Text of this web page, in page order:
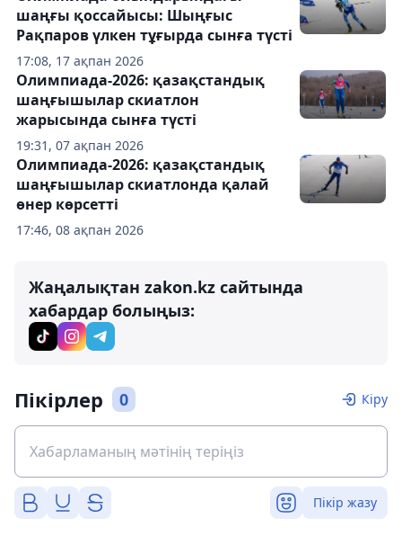
17:08, 17 ақпан 2026
шаңғы қоссайысы: Шыңғыс
Рақпаров үлкен тұғырда сынға түсті
19:31, 07 ақпан 2026
Олимпиада-2026: қазақстандық
шаңғышылар скиатлон
жарысында сынға түсті
17:46, 08 ақпан 2026
Олимпиада-2026: қазақстандық
шаңғышылар скиатлонда қалай
өнер көрсетті
Жаңалықтан zakon.kz сайтында
хабардар болыңыз:
Пікірлер 0 Кіру
Пікір жазу